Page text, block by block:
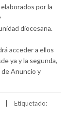
por la
diocesana.
acceder a ellos
ya y la segunda,
de Anuncio y
Etiquetado: